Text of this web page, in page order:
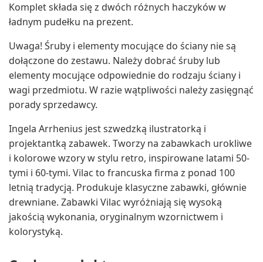
Komplet składa się z dwóch różnych haczyków w
ładnym pudełku na prezent.
Uwaga! Śruby i elementy mocujące do ściany nie są
dołączone do zestawu. Należy dobrać śruby lub
elementy mocujące odpowiednie do rodzaju ściany i
wagi przedmiotu. W razie wątpliwości należy zasięgnąć
porady sprzedawcy.
Ingela Arrhenius jest szwedzką ilustratorką i
projektantką zabawek. Tworzy na zabawkach urokliwe
i kolorowe wzory w stylu retro, inspirowane latami 50-
tymi i 60-tymi. Vilac to francuska firma z ponad 100
letnią tradycją. Produkuje klasyczne zabawki, głównie
drewniane. Zabawki Vilac wyróżniają się wysoką
jakością wykonania, oryginalnym wzornictwem i
kolorystyką.